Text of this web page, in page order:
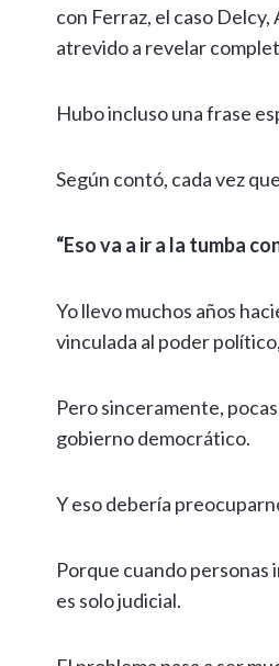
con Ferraz, el caso
atrevido a revelar
Hubo incluso una frase
Según contó, cada vez
“Eso va a ir a la tumba
Yo llevo muchos años
vinculada al poder
Pero sinceramente,
gobierno democrático.
Y eso debería
Porque cuando personas
es solo judicial.